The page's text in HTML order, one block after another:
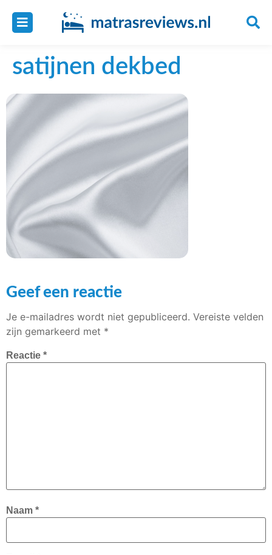
satijnen dekbed
Geef een reactie
Je e-mailadres wordt niet gepubliceerd. Vereiste velden
zijn gemarkeerd met *
Reactie *
Naam *